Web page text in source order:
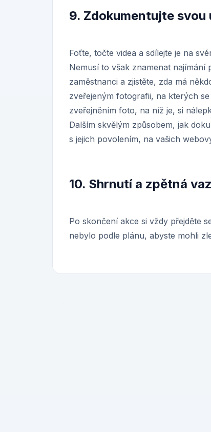
9. Zdokumentujte svou
Foťte, točte videa a sdílejte je na
Nemusí to však znamenat
zaměstnanci a zjistěte, zda má
zveřejeným fotografii, na kterých
zveřejněním foto, na níž je, si
Dalším skvělým způsobem, jak
s jejich povolením, na vašich
10. Shrnutí a zpětná
Po skončení akce si vždy přejděte
nebylo podle plánu, abyste mohli